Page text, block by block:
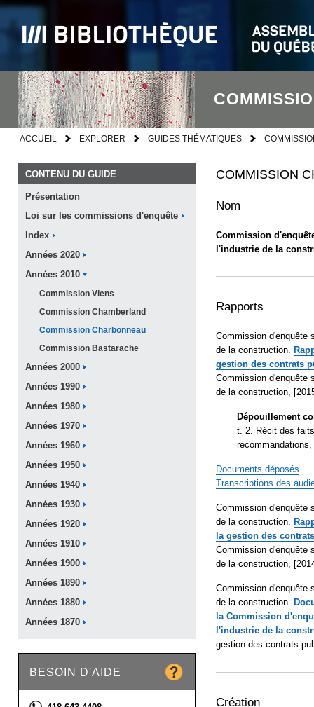
ACCUEIL EXPLORER GUIDES THÉMATIQUES
CONTENU DU GUIDE
Présentation
Loi sur les commissions d'enquête
Index
Années 2020
Années 2010
Commission Viens
Commission Chamberland
Commission Charbonneau
Commission Bastarache
Années 2000
Années 1990
Années 1980
Années 1970
Années 1960
Années 1950
Années 1940
Années 1930
Années 1920
Années 1910
Années 1900
Années 1890
Années 1880
Années 1870
BESOIN D'AIDE
COMMISSION
Nom
Commission
l'industrie de la
Rapports
Commission d'enquête
de la construction.
gestion des contrats
Commission d'enquête
de la construction,
Dépouillement
t. 2. Récit des
Documents déposés
Transcriptions des
Commission d'enquête
de la construction.
la gestion des
Commission d'enquête
de la construction,
Commission d'enquête
de la construction.
la Commission
l'industrie de la
gestion des contrats
Création